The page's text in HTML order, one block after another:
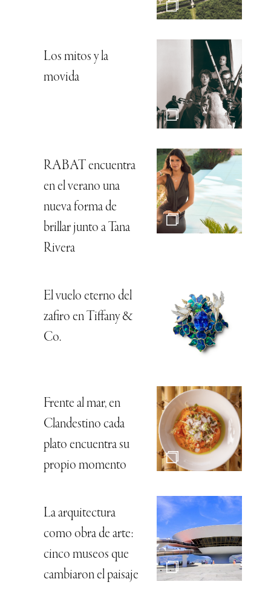
Los mitos y la
movida
RABAT encuentra
en el verano una
nueva forma de
brillar junto a Tana
Rivera
El vuelo eterno del
zafiro en Tiffany &
Co.
Frente al mar, en
Clandestino cada
plato encuentra su
propio momento
La arquitectura
como obra de arte:
cinco museos que
cambiaron el paisaje